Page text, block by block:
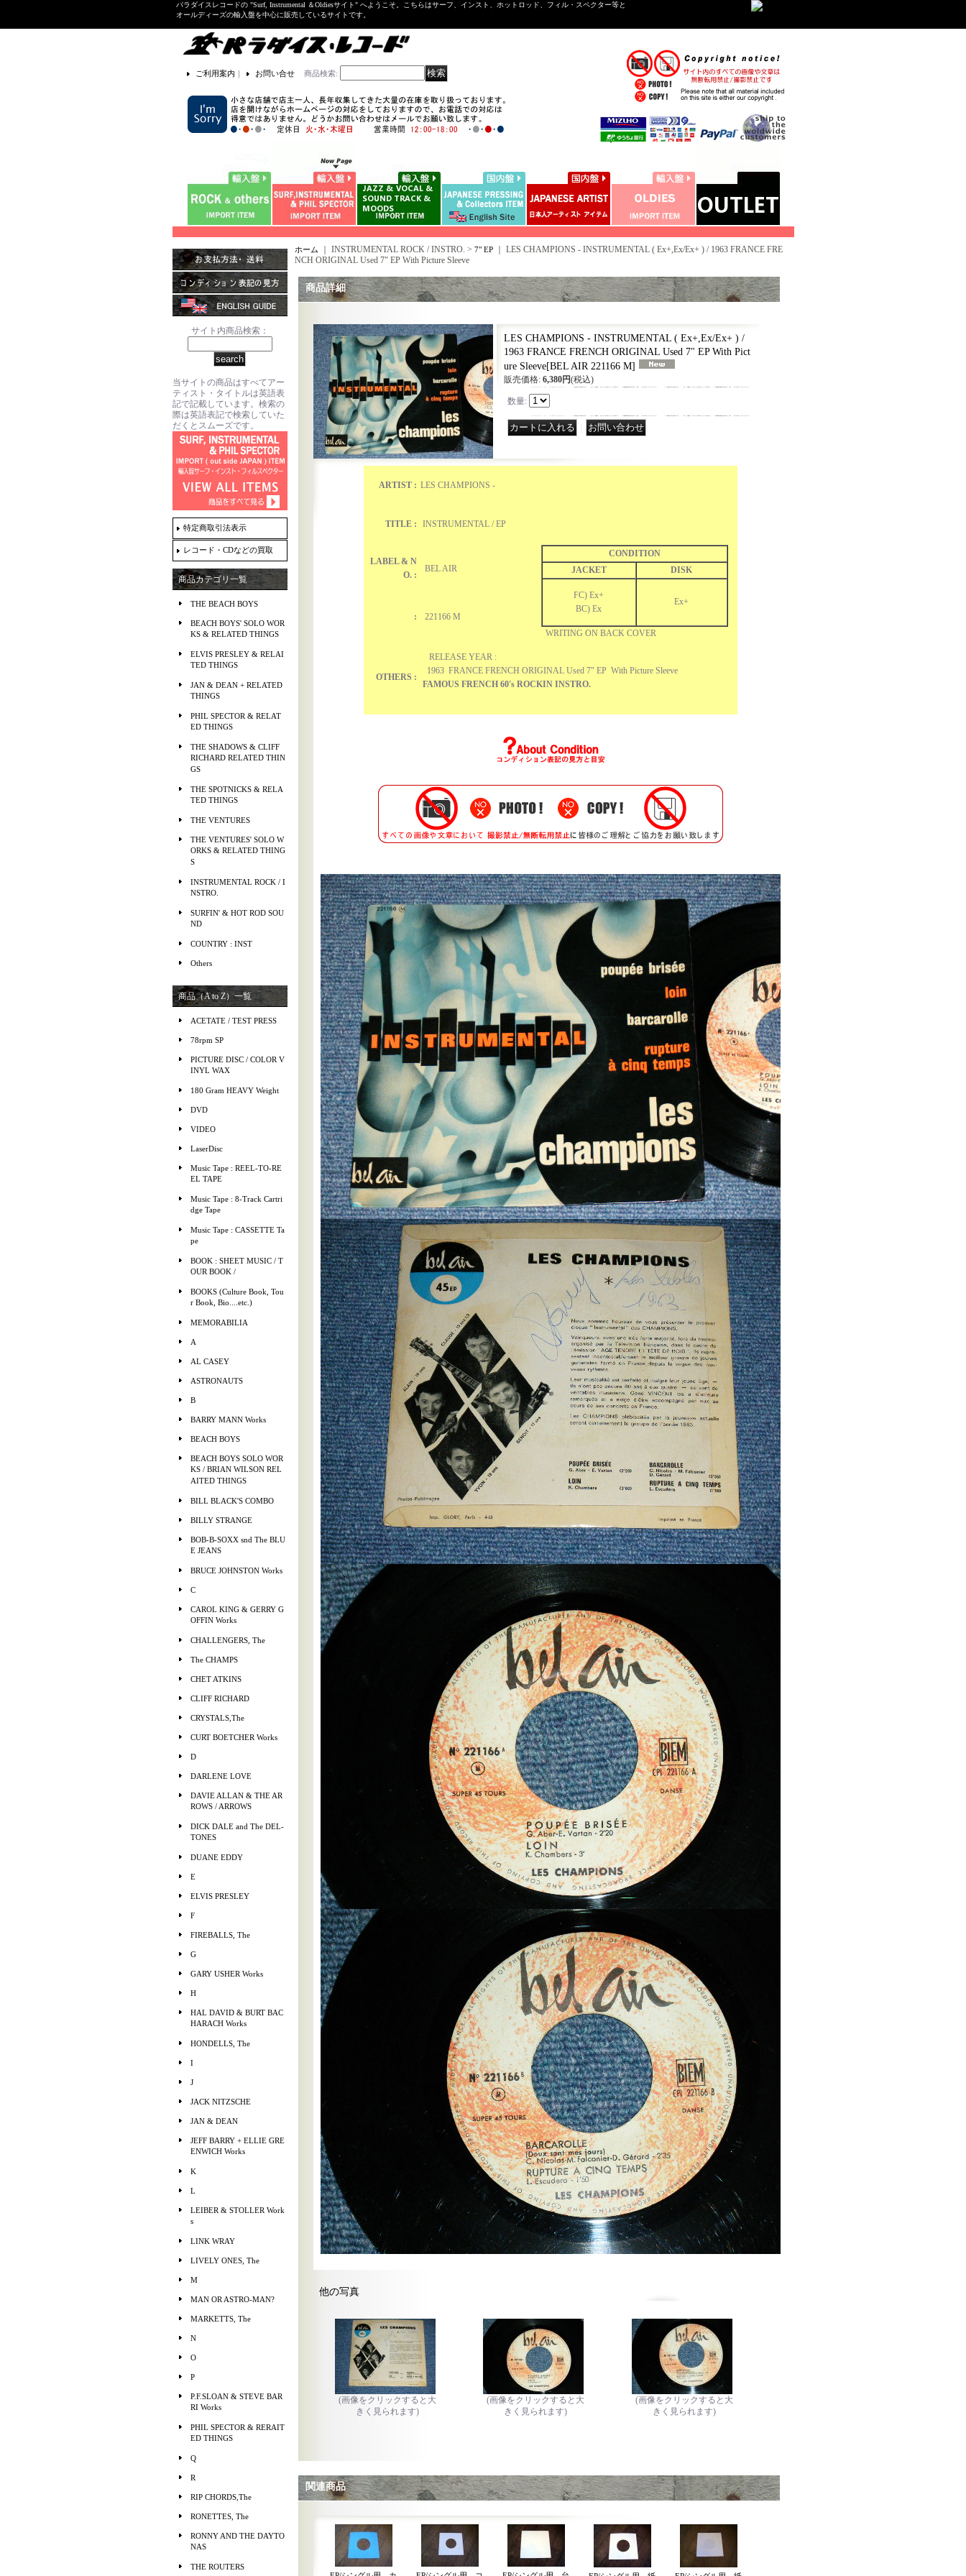
パラダイスレコードの "Surf, Instrumental ＆Oldiesサイト" へようこそ。こちらはサーフ、インスト、ホットロッド、フィル・スペクター等と
オールディーズの輸入盤を中心に販売しているサイトです。
ご利用案内 ｜ お問い合せ 商品検索:
サイト内商品検索：
当サイトの商品はすべてアー
ティスト・タイトルは英語表
記で記載しています。検索の
際は英語表記で検索していた
だくとスムーズです。
特定商取引法表示
レコード・CDなどの買取
商品カテゴリ一覧
THE BEACH BOYS
BEACH BOYS' SOLO WOR
KS & RELATED THINGS
ELVIS PRESLEY & RELAI
TED THINGS
JAN & DEAN + RELATED
THINGS
PHIL SPECTOR & RELAT
ED THINGS
THE SHADOWS & CLIFF
RICHARD RELATED THIN
GS
THE SPOTNICKS & RELA
TED THINGS
THE VENTURES
THE VENTURES' SOLO W
ORKS & RELATED THING
S
INSTRUMENTAL ROCK / I
NSTRO.
SURFIN' & HOT ROD SOU
ND
COUNTRY : INST
Others
商品（A to Z）一覧
ACETATE / TEST PRESS
78rpm SP
PICTURE DISC / COLOR V
INYL WAX
180 Gram HEAVY Weight
DVD
VIDEO
LaserDisc
Music Tape : REEL-TO-RE
EL TAPE
Music Tape : 8-Track Cartri
dge Tape
Music Tape : CASSETTE Ta
pe
BOOK : SHEET MUSIC / T
OUR BOOK /
BOOKS (Culture Book, Tou
r Book, Bio....etc.)
MEMORABILIA
A
AL CASEY
ASTRONAUTS
B
BARRY MANN Works
BEACH BOYS
BEACH BOYS SOLO WOR
KS / BRIAN WILSON REL
AITED THINGS
BILL BLACK'S COMBO
BILLY STRANGE
BOB-B-SOXX snd The BLU
E JEANS
BRUCE JOHNSTON Works
C
CAROL KING & GERRY G
OFFIN Works
CHALLENGERS, The
The CHAMPS
CHET ATKINS
CLIFF RICHARD
CRYSTALS,The
CURT BOETCHER Works
D
DARLENE LOVE
DAVIE ALLAN & THE AR
ROWS / ARROWS
DICK DALE and The DEL-
TONES
DUANE EDDY
E
ELVIS PRESLEY
F
FIREBALLS, The
G
GARY USHER Works
H
HAL DAVID & BURT BAC
HARACH Works
HONDELLS, The
I
J
JACK NITZSCHE
JAN & DEAN
JEFF BARRY + ELLIE GRE
ENWICH Works
K
L
LEIBER & STOLLER Work
s
LINK WRAY
LIVELY ONES, The
M
MAN OR ASTRO-MAN?
MARKETTS, The
N
O
P
P.F.SLOAN & STEVE BAR
RI Works
PHIL SPECTOR & RERAIT
ED THINGS
Q
R
RIP CHORDS,The
RONETTES, The
RONNY AND THE DAYTO
NAS
THE ROUTERS
ホーム ｜ INSTRUMENTAL ROCK / INSTRO. > 7" EP｜ LES CHAMPIONS - INSTRUMENTAL ( Ex+,Ex/Ex+ ) / 1963 FRANCE FRE
NCH ORIGINAL Used 7" EP With Picture Sleeve
商品詳細
LES CHAMPIONS - INSTRUMENTAL ( Ex+,Ex/Ex+ ) /
1963 FRANCE FRENCH ORIGINAL Used 7" EP With Pict
ure Sleeve[BEL AIR 221166 M]
販売価格: 6,380円(税込)
数量:
ARTIST : LES CHAMPIONS -
TITLE : INSTRUMENTAL / EP
LABEL & N
O. :
BEL AIR
CONDITION
JACKET
DISK
FC) Ex+
BC) Ex
Ex+
WRITING ON BACK COVER
: 221166 M
OTHERS :
RELEASE YEAR :
1963 FRANCE FRENCH ORIGINAL Used 7" EP With Picture Sleeve
FAMOUS FRENCH 60's ROCKIN INSTRO.
他の写真
(画像をクリックすると大
きく見られます)
(画像をクリックすると大
きく見られます)
(画像をクリックすると大
きく見られます)
関連商品